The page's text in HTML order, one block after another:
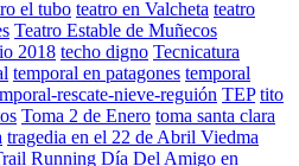
el tubo teatro en Valcheta teatro
Teatro Estable de Muñecos
2018 techo digno Tecnicatura
temporal en patagones temporal
rescate-nieve-reguión TEP tito
Toma 2 de Enero toma santa clara
tragedia en el 22 de Abril Viedma
Running Día Del Amigo en